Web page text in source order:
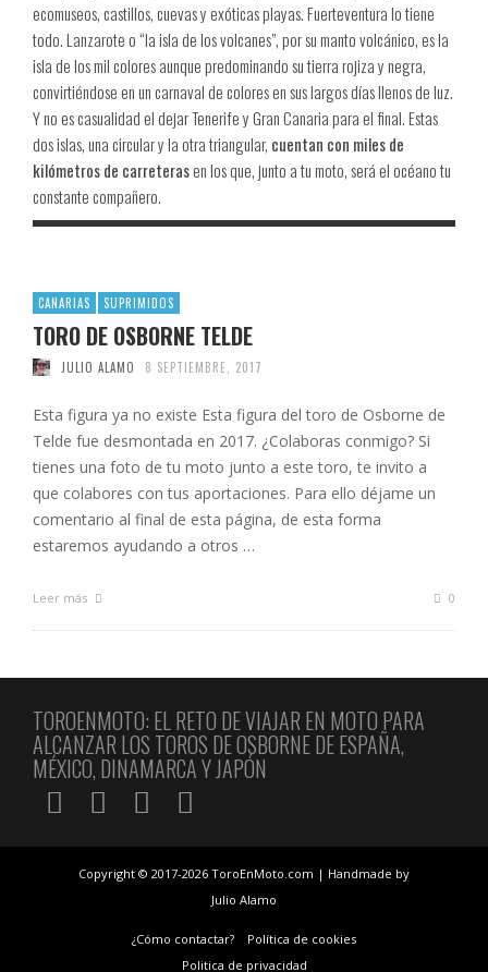
ecomuseos, castillos, cuevas y exóticas playas. Fuerteventura lo tiene
todo. Lanzarote o “la isla de los volcanes”, por su manto volcánico, es la
isla de los mil colores aunque predominando su tierra rojiza y negra,
convirtiéndose en un carnaval de colores en sus largos días llenos de luz.
Y no es casualidad el dejar Tenerife y Gran Canaria para el final. Estas
dos islas, una circular y la otra triangular, cuentan con miles de
kilómetros de carreterasen los que, junto a tu moto, será el océano tu
constante compañero.
CANARIAS SUPRIMIDOS
TORO DE OSBORNE TELDE
JULIO ALAMO 8 SEPTIEMBRE, 2017
Esta figura ya no existe Esta figura del toro de Osborne de
Telde fue desmontada en 2017. ¿Colaboras conmigo? Si
tienes una foto de tu moto junto a este toro, te invito a
que colabores con tus aportaciones. Para ello déjame un
comentario al final de esta página, de esta forma
estaremos ayudando a otros …
Leer más 0
TOROENMOTO: EL RETO DE VIAJAR EN MOTO PARA
ALCANZAR LOS TOROS DE OSBORNE DE ESPAÑA,
MÉXICO, DINAMARCA Y JAPÓN
Copyright © 2017-2026 ToroEnMoto.com | Handmade by
Julio Alamo
¿Cómo contactar?
Política de cookies
Politica de privacidad